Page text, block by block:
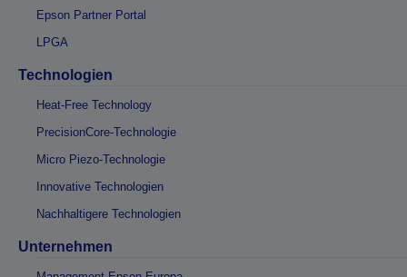
Epson Partner Portal
LPGA
Technologien
Heat-Free Technology
PrecisionCore-Technologie
Micro Piezo-Technologie
Innovative Technologien
Nachhaltigere Technologien
Unternehmen